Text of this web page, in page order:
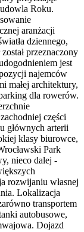
Roku.
aranżacji
dziennego,
przeznaczony
jest
najemców
małej architektury,
dla rowerów.
części
głównych arterii
klasy biurowce,
Park
nieco dalej -
rozwijaniu własnej
Lokalizacja
transportem
autobusowe,
Dojazd